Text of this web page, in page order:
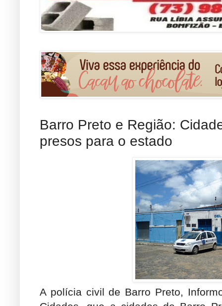
Barro Preto e Região:
presos para o estado
A polícia civil de Barro Preto,